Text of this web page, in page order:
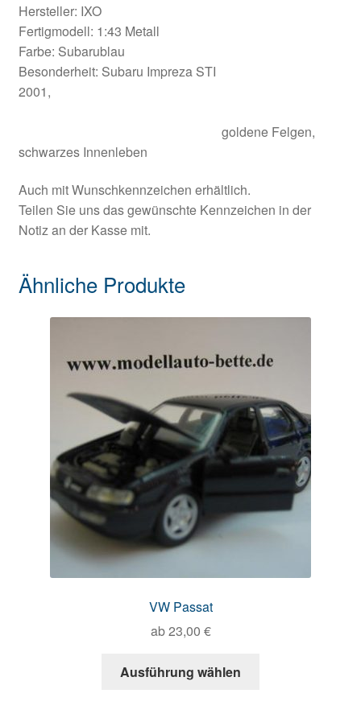
Hersteller: IXO
Fertigmodell: 1:43 Metall
Farbe: Subarublau
Besonderheit: Subaru Impreza STI
2001,
goldene Felgen,
schwarzes Innenleben
Auch mit Wunschkennzeichen erhältlich.
Teilen Sie uns das gewünschte Kennzeichen in der
Notiz an der Kasse mit.
Ähnliche Produkte
VW Passat
ab23,00 €
Ausführung wählen